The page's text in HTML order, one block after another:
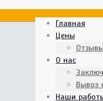
Главная
Цены
Отзывы
О нас
Вывоз
Наши